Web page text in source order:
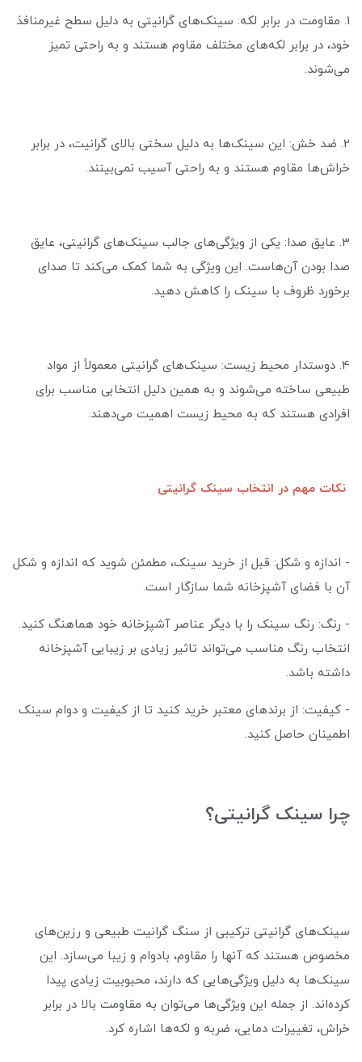
1. مقاومت در برابر لکه: سینک‌های گرانیتی به دلیل سطح غیرمنافذ
خود، در برابر لکه‌های مختلف مقاوم هستند و به راحتی تمیز
می‌شوند.
2. ضد خش: این سینک‌ها به دلیل سختی بالای گرانیت، در برابر
خراش‌ها مقاوم هستند و به راحتی آسیب نمی‌بینند.
3. عایق صدا: یکی از ویژگی‌های جالب سینک‌های گرانیتی، عایق
صدا بودن آن‌هاست. این ویژگی به شما کمک می‌کند تا صدای
برخورد ظروف با سینک را کاهش دهید.
4. دوستدار محیط زیست: سینک‌های گرانیتی معمولاً از مواد
طبیعی ساخته می‌شوند و به همین دلیل انتخابی مناسب برای
افرادی هستند که به محیط زیست اهمیت می‌دهند.
نکات مهم در انتخاب سینک گرانیتی
- اندازه و شکل: قبل از خرید سینک، مطمئن شوید که اندازه و شکل
آن با فضای آشپزخانه شما سازگار است.
- رنگ: رنگ سینک را با دیگر عناصر آشپزخانه خود هماهنگ کنید.
انتخاب رنگ مناسب می‌تواند تاثیر زیادی بر زیبایی آشپزخانه
داشته باشد.
- کیفیت: از برندهای معتبر خرید کنید تا از کیفیت و دوام سینک
اطمینان حاصل کنید.
چرا سینک گرانیتی؟
سینک‌های گرانیتی ترکیبی از سنگ گرانیت طبیعی و رزین‌های
مخصوص هستند که آنها را مقاوم، بادوام و زیبا می‌سازد. این
سینک‌ها به دلیل ویژگی‌هایی که دارند، محبوبیت زیادی پیدا
کرده‌اند. از جمله این ویژگی‌ها می‌توان به مقاومت بالا در برابر
خراش، تغییرات دمایی، ضربه و لکه‌ها اشاره کرد.